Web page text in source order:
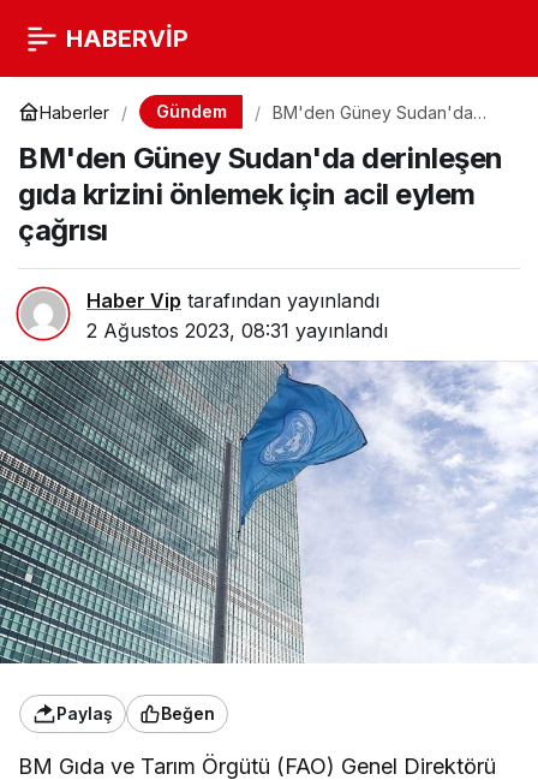
HABERVİP
Haberler Gündem
BM'den Güney Sudan'da
önlemek için acil eylem
çağrısı
BM'den Güney Sudan'da derinleşen
gıda krizini önlemek için acil eylem
çağrısı
Haber Vip tarafından yayınlandı
2 Ağustos 2023, 08:31 yayınlandı
Paylaş Beğen
BM Gıda ve Tarım Örgütü (FAO) Genel Direktörü